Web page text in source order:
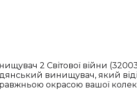
2 Світової війни
винищувач, який
окрасою вашої